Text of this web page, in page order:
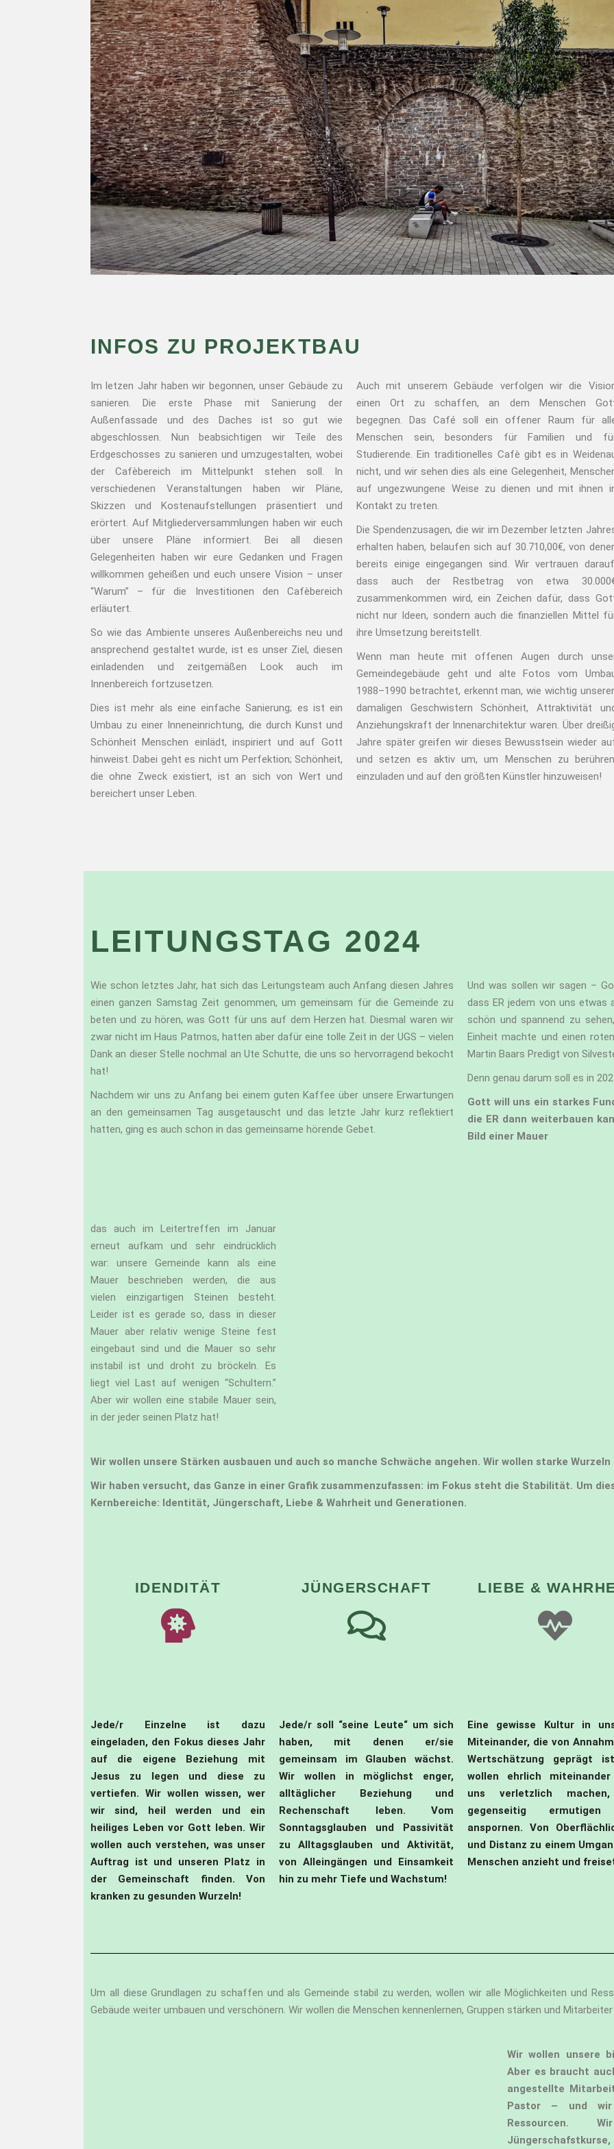
INFOS ZU PROJEKTBAU
Im letzen Jahr haben wir begonnen, unser Gebäude zu
sanieren. Die erste Phase mit Sanierung der
Außenfassade und des Daches ist so gut wie
abgeschlossen. Nun
beabsichtigen wir Teile des
Erdgeschosses zu sanieren und umzugestalten, wobei
der Cafèbereich im Mittelpunkt stehen soll. In
verschiedenen Veranstaltungen haben wir Pläne,
Skizzen und Kostenaufstellungen präsentiert und
erörtert. Auf Mitgliederversammlungen haben wir euch
über unsere Pläne informiert. Bei all diesen
Gelegenheiten haben wir eure Gedanken und Fragen
willkommen geheißen und euch unsere Vision – unser
“Warum” – für die Investitionen den Cafèbereich
erläutert.
So wie das Ambiente unseres Außenbereichs neu und
ansprechend gestaltet wurde, ist es unser Ziel, diesen
einladenden und zeitgemäßen Look auch im
Innenbereich fortzusetzen.
Dies ist mehr als eine einfache Sanierung; es ist ein
Umbau zu einer Inneneinrichtung, die durch Kunst und
Schönheit Menschen einlädt, inspiriert und auf Gott
hinweist. Dabei geht es nicht um Perfektion; Schönheit,
die ohne Zweck existiert, ist an sich von Wert und
bereichert unser Leben.
Auch mit unserem Gebäude verfolgen wir die
einen Ort zu schaffen, an dem Menschen
begegnen. Das Café soll ein offener Raum für
Menschen sein, besonders für Familien und
Studierende. Ein traditionelles Cafè gibt es in
nicht, und wir sehen dies als eine Gelegenheit,
auf ungezwungene Weise zu dienen und mit ihnen
Kontakt zu treten.
Die Spendenzusagen, die wir im Dezember letzten
erhalten haben, belaufen sich auf 30.710,00€, von
bereits einige eingegangen sind. Wir vertrauen
dass auch der Restbetrag von etwa
zusammenkommen wird, ein Zeichen dafür, dass
nicht nur Ideen, sondern auch die finanziellen Mittel
ihre Umsetzung bereitstellt.
Wenn man heute mit offenen Augen durch
Gemeindegebäude geht und alte Fotos vom
1988–1990 betrachtet, erkennt man, wie wichtig
damaligen Geschwistern Schönheit, Attraktivität
Anziehungskraft der Innenarchitektur waren. Über
Jahre später greifen wir dieses Bewusstsein wieder
und setzen es aktiv um, um Menschen zu
einzuladen und auf den größten Künstler hinzuweisen!
LEITUNGSTAG 2024
Wie schon letztes Jahr, hat sich das Leitungsteam auch Anfang diesen Jahres
einen ganzen Samstag Zeit genommen, um gemeinsam für die Gemeinde zu
beten und zu hören, was Gott für uns auf dem Herzen hat. Diesmal waren wir
zwar nicht im Haus Patmos, hatten aber dafür eine tolle Zeit in der UGS – vielen
Dank an dieser Stelle nochmal an Ute Schutte, die uns so hervorragend bekocht
hat!
Nachdem wir uns zu Anfang bei einem guten Kaffee über unsere Erwartungen
an den gemeinsamen Tag ausgetauscht und das letzte Jahr kurz reflektiert
hatten, ging es auch schon in das gemeinsame hörende Gebet.
Und was sollen wir sagen –
dass ER jedem von uns etwas
schön und spannend zu
Einheit machte und einen
Martin Baars Predigt von
Denn genau darum soll es in
Gott will uns ein starkes
die ER dann weiterbauen
Bild einer Mauer
das auch im Leitertreffen im Januar
erneut aufkam und sehr eindrücklich
war: unsere Gemeinde kann als eine
Mauer beschrieben werden, die aus
vielen einzigartigen Steinen besteht.
Leider ist es gerade so, dass in dieser
Mauer aber relativ wenige Steine fest
eingebaut sind und die Mauer so sehr
instabil ist und droht zu bröckeln. Es
liegt viel Last auf wenigen “Schultern.”
Aber wir wollen eine stabile Mauer sein,
in der jeder seinen Platz hat!
Wir wollen unsere Stärken ausbauen und auch so manche Schwäche angehen. Wir wollen starke Wurzeln
Wir haben versucht, das Ganze in einer Grafik zusammenzufassen: im Fokus steht die Stabilität. Um
Kernbereiche: Identität, Jüngerschaft, Liebe & Wahrheit und Generationen.
IDENDITÄT
Jede/r Einzelne ist dazu
eingeladen, den Fokus dieses Jahr
auf die eigene Beziehung mit
Jesus zu legen und diese zu
vertiefen. Wir wollen wissen, wer
wir sind, heil werden und ein
heiliges Leben vor Gott leben. Wir
wollen auch verstehen, was unser
Auftrag ist und unseren Platz in
der Gemeinschaft finden. Von
kranken zu gesunden Wurzeln!
JÜNGERSCHAFT
Jede/r soll “seine Leute“ um sich
haben, mit denen er/sie
gemeinsam im Glauben wächst.
Wir wollen in möglichst enger,
alltäglicher Beziehung und
Rechenschaft leben. Vom
Sonntagsglauben und Passivität
zu Alltagsglauben und Aktivität,
von Alleingängen und Einsamkeit
hin zu mehr Tiefe und Wachstum!
LIEBE &
Eine gewisse Kultur in
Miteinander, die von
Wertschätzung geprägt
wollen ehrlich
uns verletzlich
gegenseitig
anspornen. Von
und Distanz zu einem
Menschen anzieht und
Um all diese Grundlagen zu schaffen und als Gemeinde stabil zu werden, wollen wir alle Möglichkeiten und
Gebäude weiter umbauen und verschönern. Wir wollen die Menschen kennenlernen, Gruppen stärken und
Wir wollen unsere
Aber es braucht
angestellte
Pastor – und wir
Ressourcen.